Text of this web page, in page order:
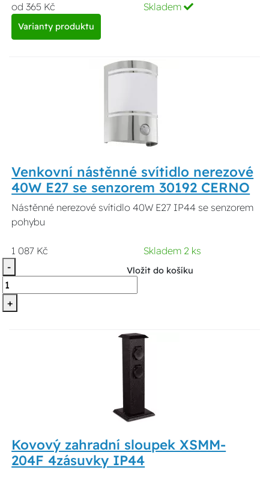
od 365 Kč Skladem
Varianty produktu
Venkovní nástěnné svítidlo nerezové
40W E27 se senzorem 30192 CERNO
Nástěnné nerezové svítidlo 40W E27 IP44 se senzorem
pohybu
1 087 Kč
Skladem 2 ks
-
+
Vložit do košíku
Kovový zahradní sloupek XSMM-
204F 4zásuvky IP44